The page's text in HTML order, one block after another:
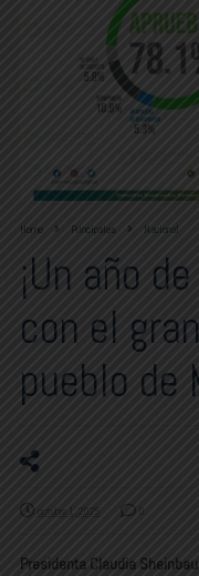
Home Principales Nacional
¡Un año
con el
pueblo de
octubre 1, 2025 0
Presidenta Claudia